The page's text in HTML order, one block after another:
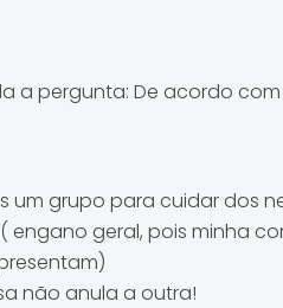
a pergunta: De acordo
um grupo para cuidar dos
engano geral, pois minha
não anula a outra!